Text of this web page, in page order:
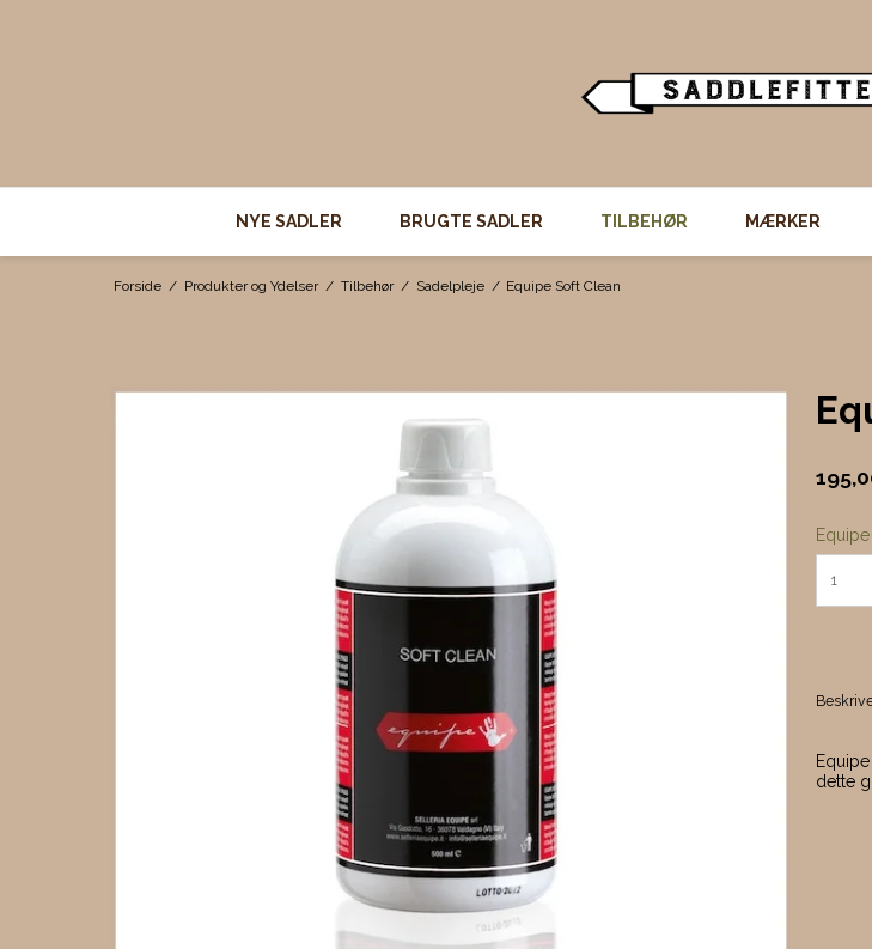
NYE SADLER BRUGTE SADLER TILBEHØR MÆRKER
Forside / Produkter og Ydelser / Tilbehør / Sadelpleje / Equipe Soft Clean
Equipe
dette